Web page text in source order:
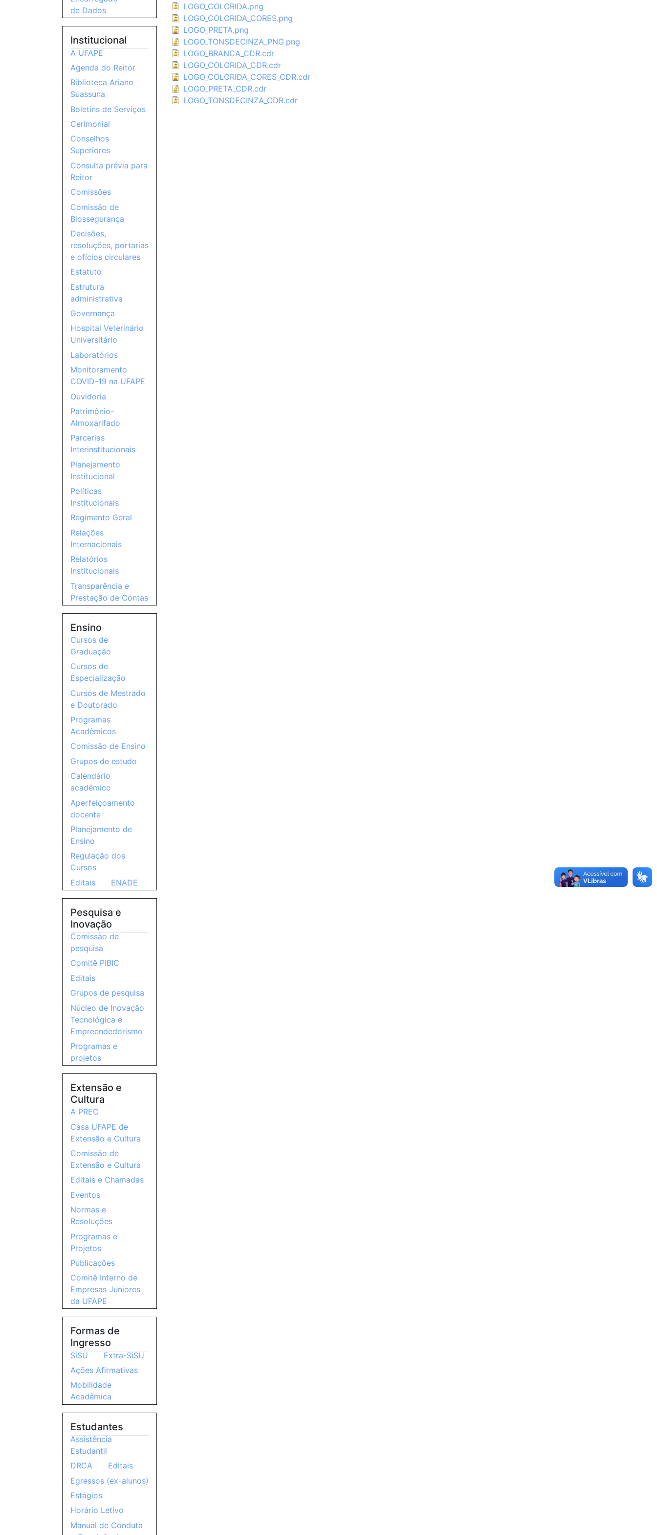
LOGO_COLORIDA.png
LOGO_COLORIDA_CORES.png
LOGO_PRETA.png
LOGO_TONSDECINZA_PNG.png
LOGO_BRANCA_CDR.cdr
LOGO_COLORIDA_CDR.cdr
LOGO_COLORIDA_CORES_CDR.cdr
LOGO_PRETA_CDR.cdr
LOGO_TONSDECINZA_CDR.cdr
de Dados
Institucional
A UFAPE
Agenda do Reitor
Biblioteca Ariano
Suassuna
Boletins de Serviços
Cerimonial
Conselhos
Superiores
Consulta prévia para
Reitor
Comissões
Comissão de
Biossegurança
Decisões,
resoluções, portarias
e ofícios circulares
Estatuto
Estrutura
administrativa
Governança
Hospital Veterinário
Universitário
Laboratórios
Monitoramento
COVID-19 na UFAPE
Ouvidoria
Patrimônio-
Almoxarifado
Parcerias
Interinstitucionais
Planejamento
Institucional
Políticas
Institucionais
Regimento Geral
Relações
Internacionais
Relatórios
Institucionais
Transparência e
Prestação de Contas
Ensino
Cursos de
Graduação
Cursos de
Especialização
Cursos de Mestrado
e Doutorado
Programas
Acadêmicos
Comissão de Ensino
Grupos de estudo
Calendário
acadêmico
Aperfeiçoamento
docente
Planejamento de
Ensino
Regulação dos
Cursos
Editais
ENADE
Pesquisa e
Inovação
Comissão de
pesquisa
Comitê PIBIC
Editais
Grupos de pesquisa
Núcleo de Inovação
Tecnológica e
Empreendedorismo
Programas e
projetos
Extensão e
Cultura
A PREC
Casa UFAPE de
Extensão e Cultura
Comissão de
Extensão e Cultura
Editais e Chamadas
Eventos
Normas e
Resoluções
Programas e
Projetos
Publicações
Comitê Interno de
Empresas Juniores
da UFAPE
Formas de
Ingresso
SiSU
Extra-SiSU
Ações Afirmativas
Mobilidade
Acadêmica
Estudantes
Assistência
Estudantil
DRCA
Editais
Egressos (ex-alunos)
Estágios
Horário Letivo
Manual de Conduta